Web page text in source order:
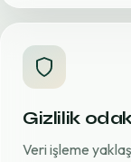
Gizlilik
Veri işleme